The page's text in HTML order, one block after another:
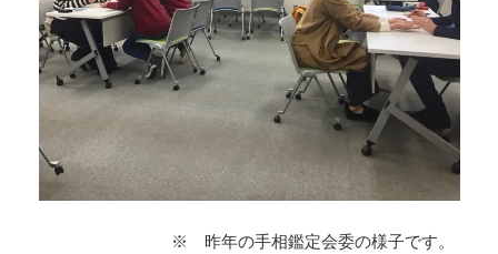
※ 昨年の手相鑑定会委の様子です。